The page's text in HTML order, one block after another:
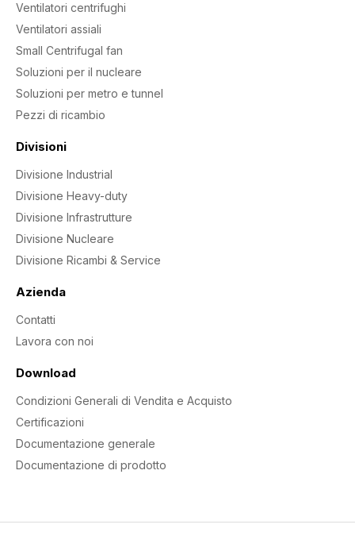
Ventilatori centrifughi
Ventilatori assiali
Small Centrifugal fan
Soluzioni per il nucleare
Soluzioni per metro e tunnel
Pezzi di ricambio
Divisioni
Divisione Industrial
Divisione Heavy-duty
Divisione Infrastrutture
Divisione Nucleare
Divisione Ricambi & Service
Azienda
Contatti
Lavora con noi
Download
Condizioni Generali di Vendita e Acquisto
Certificazioni
Documentazione generale
Documentazione di prodotto